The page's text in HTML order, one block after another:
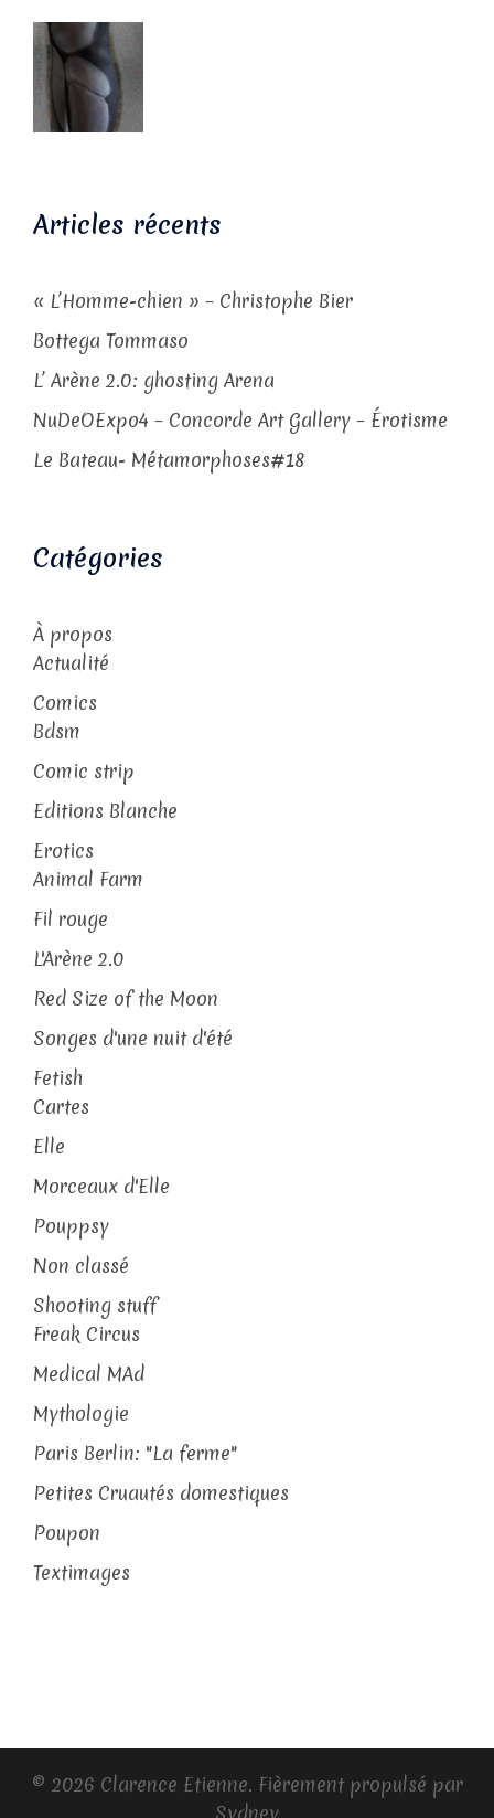
Articles récents
« L’Homme-chien » – Christophe Bier
Bottega Tommaso
L’ Arène 2.0: ghosting Arena
NuDeOExpo4 – Concorde Art Gallery – Érotisme
Le Bateau- Métamorphoses#18
Catégories
À propos
Actualité
Comics
Bdsm
Comic strip
Editions Blanche
Erotics
Animal Farm
Fil rouge
L'Arène 2.0
Red Size of the Moon
Songes d'une nuit d'été
Fetish
Cartes
Elle
Morceaux d'Elle
Pouppsy
Non classé
Shooting stuff
Freak Circus
Medical MAd
Mythologie
Paris Berlin: "La ferme"
Petites Cruautés domestiques
Poupon
Textimages
© 2026 Clarence Etienne. Fièrement propulsé par
Sydney